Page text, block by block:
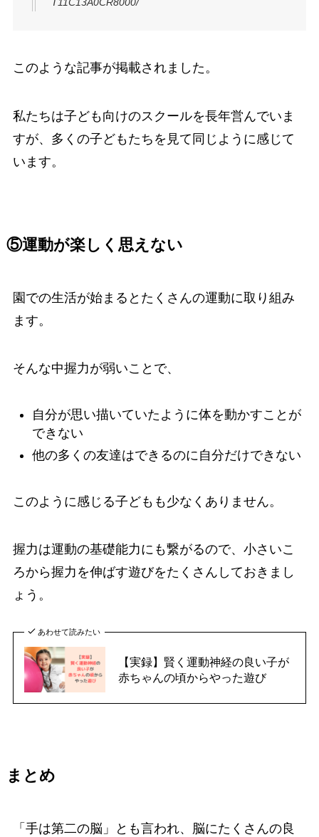
このような記事が掲載されました。
私たちは子ども向けのスクールを長年営んでいま
すが、多くの子どもたちを見て同じように感じて
います。
⑤運動が楽しく思えない
園での生活が始まるとたくさんの運動に取り組み
ます。
そんな中握力が弱いことで、
自分が思い描いていたように体を動かすことが
できない
他の多くの友達はできるのに自分だけできない
このように感じる子どもも少なくありません。
握力は運動の基礎能力にも繋がるので、小さいこ
ろから握力を伸ばす遊びをたくさんしておきまし
ょう。
あわせて読みたい
【実録】賢く運動神経の良い子が
赤ちゃんの頃からやった遊び
まとめ
「手は第二の脳」とも言われ、脳にたくさんの良